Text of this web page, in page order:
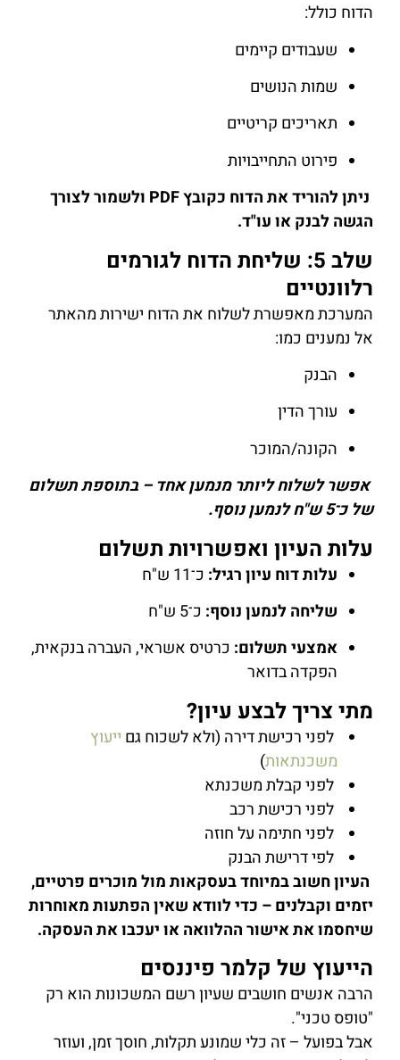
הדוח כולל:
שעבודים קיימים
שמות הנושים
תאריכים קריטיים
פירוט התחייבויות
ניתן להוריד את הדוח כקובץ PDF ולשמור לצורך
הגשה לבנק או עו"ד.
שלב 5: שליחת הדוח לגורמים
רלוונטיים
המערכת מאפשרת לשלוח את הדוח ישירות מהאתר
אל נמענים כמו:
הבנק
עורך הדין
הקונה/המוכר
אפשר לשלוח ליותר מנמען אחד – בתוספת תשלום
של כ־5 ש"ח לנמען נוסף.
עלות העיון ואפשרויות תשלום
עלות דוח עיון רגיל:כ־11 ש"ח
שליחה לנמען נוסף:כ־5 ש"ח
אמצעי תשלום:כרטיס אשראי, העברה בנקאית,
הפקדה בדואר
מתי צריך לבצע עיון?
לפני רכישת דירה (ולא לשכוח גם ייעוץ
משכנתאות)
לפני קבלת משכנתא
לפני רכישת רכב
לפני חתימה על חוזה
לפי דרישת הבנק
העיון חשוב במיוחד בעסקאות מול מוכרים פרטיים,
יזמים וקבלנים – כדי לוודא שאין הפתעות מאוחרות
שיחסמו את אישור ההלוואה או יעכבו את העסקה.
הייעוץ של קלמר פיננסים
הרבה אנשים חושבים שעיון רשם המשכונות הוא רק
"טופס טכני".
אבל בפועל – זה כלי שמונע תקלות, חוסך זמן, ועוזר